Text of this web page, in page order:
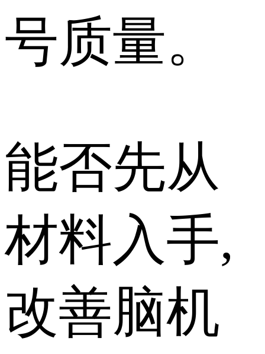
号质量。
能否先从
材料入手,
改善脑机